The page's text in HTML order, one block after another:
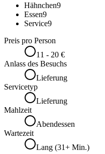
Hähnchen9
Essen9
Service9
Preis pro Person
11 - 20 €
Anlass des Besuchs
Lieferung
Servicetyp
Lieferung
Mahlzeit
Abendessen
Wartezeit
Lang (31+ Min.)